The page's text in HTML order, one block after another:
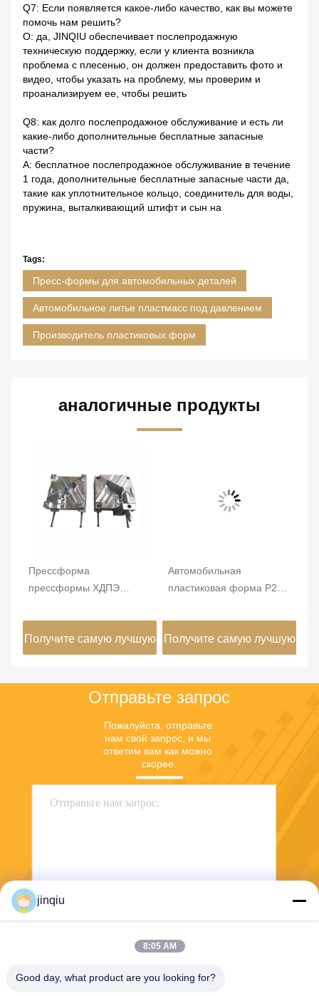
Q7: Если появляется какое-либо качество, как вы можете
помочь нам решить?
О: да, JINQIU обеспечивает послепродажную
техническую поддержку, если у клиента возникла
проблема с плесенью, он должен предоставить фото и
видео, чтобы указать на проблему, мы проверим и
проанализируем ее, чтобы решить
Q8: как долго послепродажное обслуживание и есть ли
какие-либо дополнительные бесплатные запасные
части?
A: бесплатное послепродажное обслуживание в течение
1 года, дополнительные бесплатные запасные части да,
такие как уплотнительное кольцо, соединитель для воды,
пружина, выталкивающий штифт и сын на
Tags:
Пресс-формы для автомобильных деталей
Автомобильное литье пластмасс под давлением
Производитель пластиковых форм
аналогичные продукты
Прессформа
прессформы ХДПЭ
пластиковая дуя для
контейнера с водой ПЭ
Получите самую лучшую
Автомобильная
пластиковая форма P20 с
выдувной машине
Получите самую лучшую
Отправьте запрос
Пожалуйста, отправьте
нам свой запрос, и мы
ответим вам как можно
скорее.
jinqiu
8:05 AM
Good day, what product are you looking for?